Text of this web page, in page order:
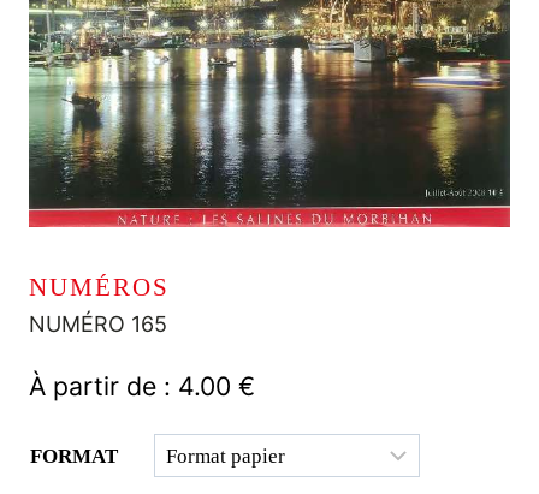
NUMÉROS
NUMÉRO 165
À partir de : 4.00 €
FORMAT